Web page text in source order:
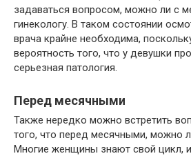
задаваться вопросом, можно ли с
гинекологу. В таком состоянии
врача крайне необходима,
вероятность того, что у девушки
серьезная патология.
Перед месячными
Также нередко можно встретить
того, что перед месячными, можно
Многие женщины знают свой цикл,